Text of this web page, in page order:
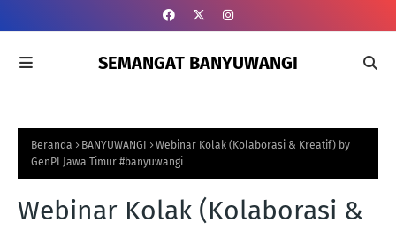
SEMANGAT BANYUWANGI
Beranda BANYUWANGI
Webinar Kolak (Kolaborasi & Kreatif) by
GenPI Jawa Timur #banyuwangi
Webinar Kolak (Kolaborasi &